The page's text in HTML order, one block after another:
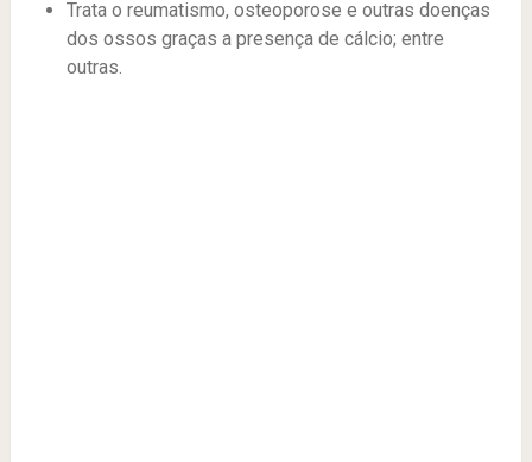
Trata o reumatismo, osteoporose e outras doenças
dos ossos graças a presença de cálcio; entre
outras.